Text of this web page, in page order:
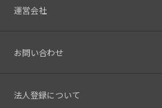
運営会社
お問い合わせ
法人登録について